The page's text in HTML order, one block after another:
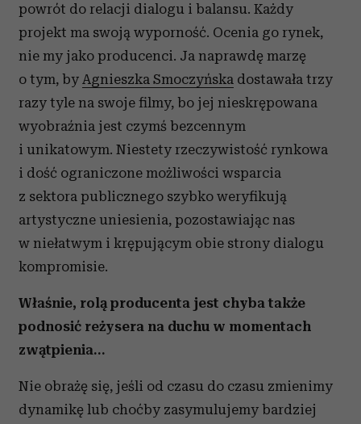
powrót do relacji dialogu i balansu. Każdy
projekt ma swoją wyporność. Ocenia go rynek,
nie my jako producenci. Ja naprawdę marzę
o tym, by Agnieszka Smoczyńska dostawała trzy
razy tyle na swoje filmy, bo jej nieskrępowana
wyobraźnia jest czymś bezcennym
i unikatowym. Niestety rzeczywistość rynkowa
i dość ograniczone możliwości wsparcia
z sektora publicznego szybko weryfikują
artystyczne uniesienia, pozostawiając nas
w niełatwym i krępującym obie strony dialogu
kompromisie.
Właśnie, rolą producenta jest chyba także
podnosić reżysera na duchu w momentach
zwątpienia…
Nie obrażę się, jeśli od czasu do czasu zmienimy
dynamikę lub choćby zasymulujemy bardziej